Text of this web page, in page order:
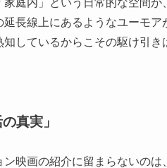
庭内」という日常的な空間
長線上にあるようなユーモ
しているからこその駆け引
真実」
映画の紹介に留まらないの